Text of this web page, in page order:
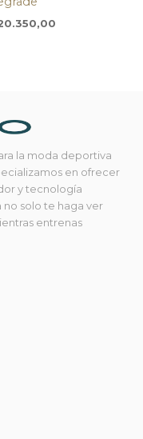
la moda deportiva
en ofrecer
y tecnología
no solo te haga ver
entrenas